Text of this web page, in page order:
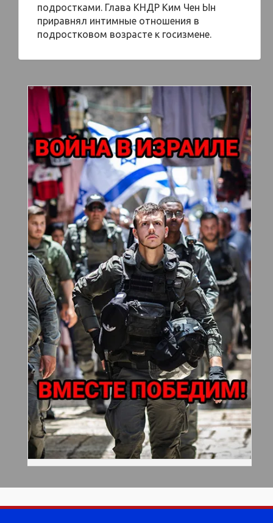
подростками. Глава КНДР Ким Чен Ын
приравнял интимные отношения в
подростковом возрасте к госизмене.